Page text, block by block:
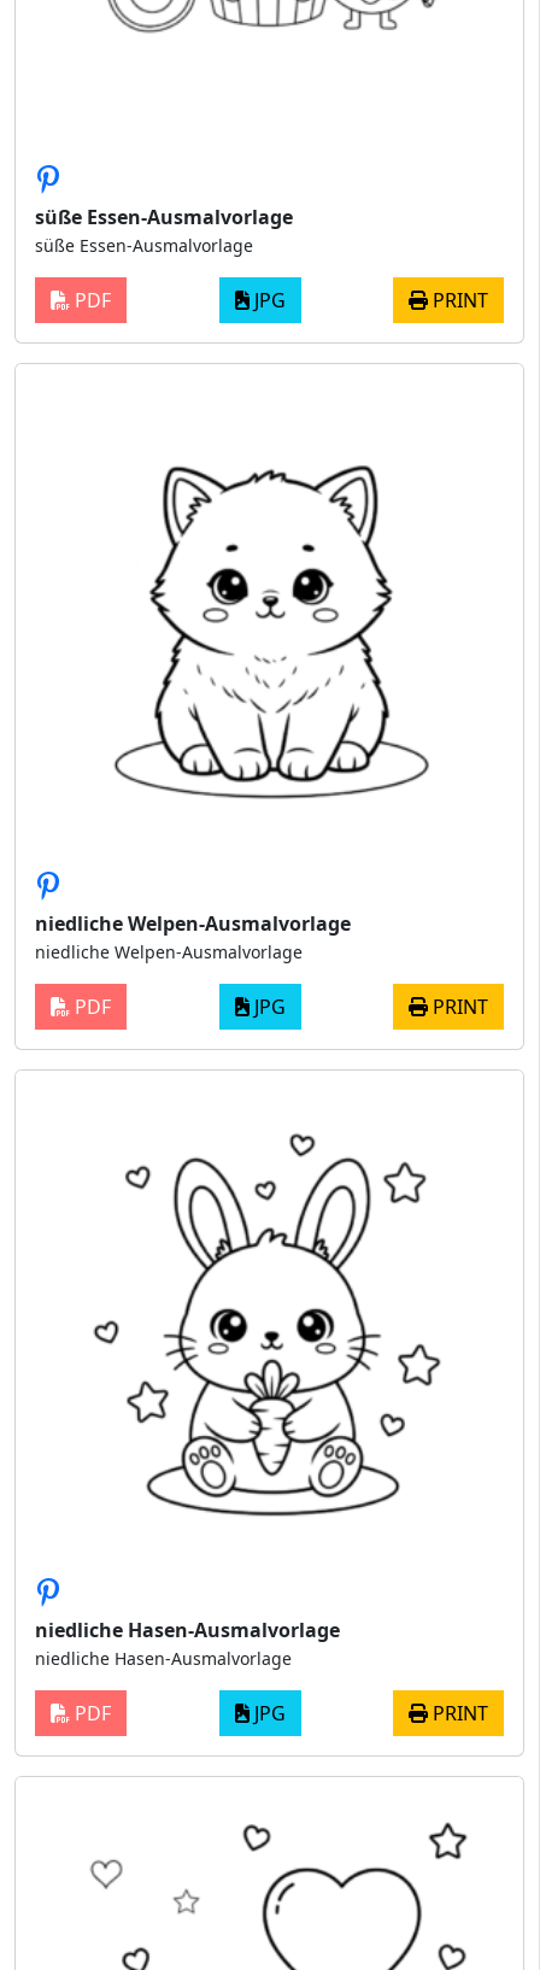
süße Essen-Ausmalvorlage
süße Essen-Ausmalvorlage
PDF JPG PRINT
niedliche Welpen-Ausmalvorlage
niedliche Welpen-Ausmalvorlage
PDF JPG PRINT
niedliche Hasen-Ausmalvorlage
niedliche Hasen-Ausmalvorlage
PDF JPG PRINT